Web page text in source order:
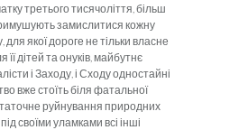
третього тисячоліття, більш
замислитися кожну
якої дороге не тільки власне
її дітей та онуків, майбутнє
і Заходу, і Сходу одностайні
вже стоїть біля фатальної
руйнування природних
своїми уламками всі інші